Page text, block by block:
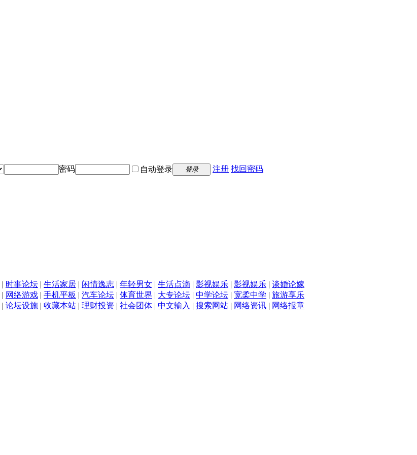
密码
自动登录 登录 注册 找回密码
| 时事论坛 | 生活家居 | 闲情逸志 | 年轻男女 | 生活点滴 | 影视娱乐 | 影视娱乐 | 谈婚论嫁
| 网络游戏 | 手机平板 | 汽车论坛 | 体育世界 | 大专论坛 | 中学论坛 | 宽柔中学 | 旅游享乐
| 论坛设施 | 收藏本站 | 理财投资 | 社会团体 | 中文输入 | 搜索网站 | 网络资讯 | 网络报章